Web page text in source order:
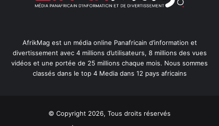
AfrikMag est un média online Panafricain d’information et
divertissement avec 4 millions d’utilisateurs, 8 millions des vues
vidéos et une portée de 25 millions chaque mois. Nous sommes
classés dans le top 4 Media dans 12 pays africains
© Copyright 2026, Tous droits réservés